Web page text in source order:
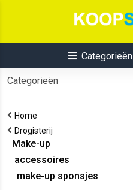
Categorieën
Categorieën
Home
Drogisterij
Make-up
accessoires
make-up sponsjes